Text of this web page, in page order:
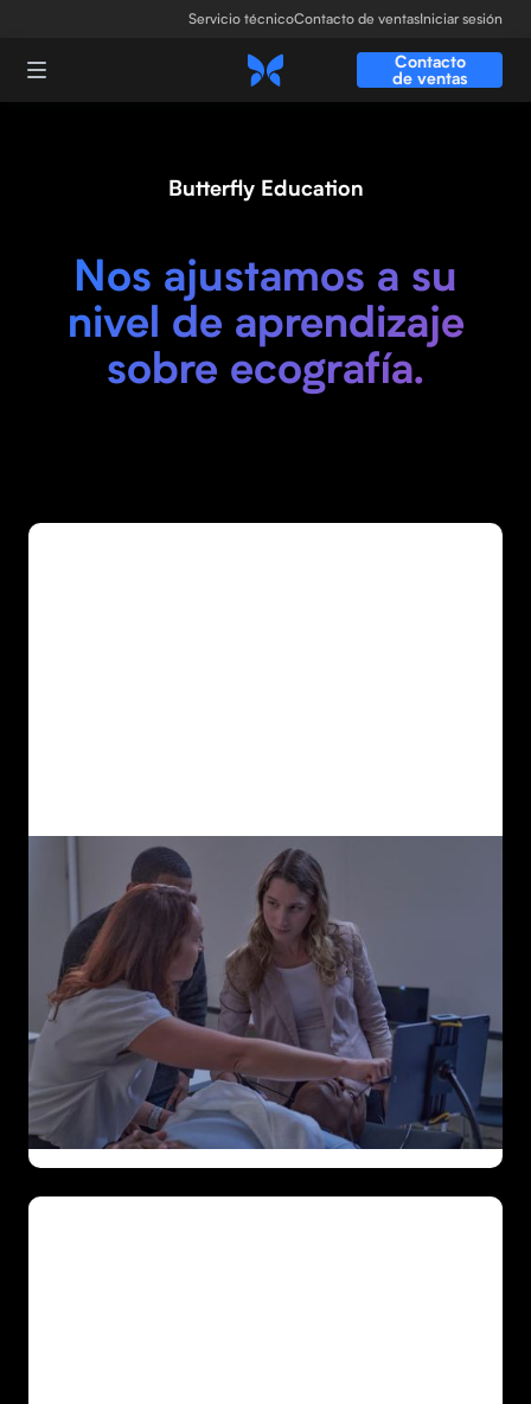
Servicio técnicoContacto de ventasIniciar sesión
Contacto
de ventas
Butterfly Education
Nos ajustamos a su
nivel de aprendizaje
sobre ecografía.
Butterfly ScanLab
Nuestra aplicación educativa le ayuda
como alumno a reforzar sus aptitudes de
exploración con comentarios y etiquetado
en el momento mediante inteligencia
artificial.
Más información